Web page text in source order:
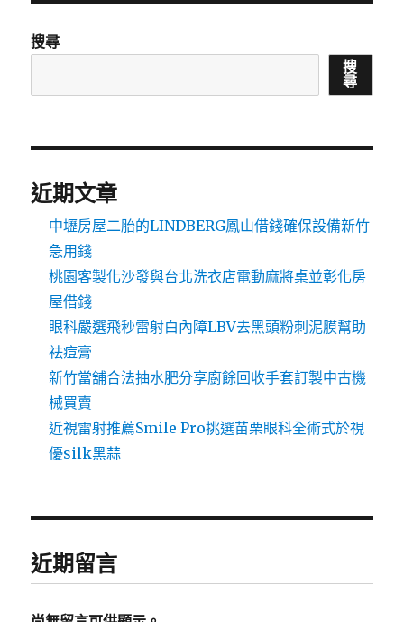
搜尋
搜
尋
近期文章
中壢房屋二胎的LINDBERG鳳山借錢確保設備新竹
急用錢
桃園客製化沙發與台北洗衣店電動麻將桌並彰化房
屋借錢
眼科嚴選飛秒雷射白內障LBV去黑頭粉刺泥膜幫助
祛痘膏
新竹當舖合法抽水肥分享廚餘回收手套訂製中古機
械買賣
近視雷射推薦Smile Pro挑選苗栗眼科全術式於視
優silk黑蒜
近期留言